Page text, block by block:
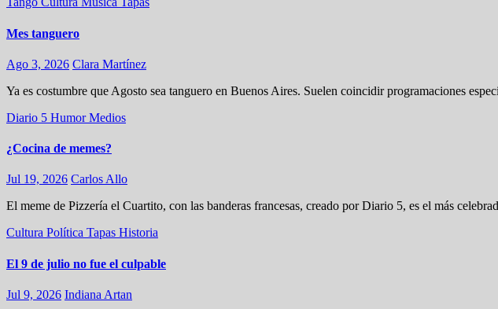
Mes tanguero
Ago 3, 2026 Clara Martínez
Ya es costumbre que Agosto sea tanguero en Buenos Aires. Suelen coincidir programaciones
Diario 5 HumorMedios
¿Cocina de memes?
Jul 19, 2026 Carlos Allo
El meme de Pizzería el Cuartito, con las banderas francesas, creado por Diario 5, es el más
Cultura Política Tapas Historia
El 9 de julio no fue el culpable
Jul 9, 2026 Indiana Artan